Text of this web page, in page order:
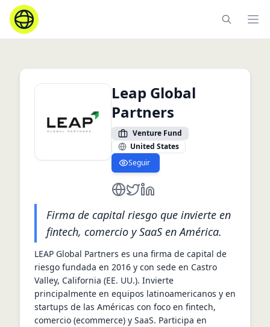
Leap Global
Partners
Venture Fund
United States
Seguir
http://https://twitter.com/
https://www.linkedin.com/
Firma de capital riesgo que invierte en
fintech, comercio y SaaS en América.
LEAP Global Partners es una firma de capital de
riesgo fundada en 2016 y con sede en Castro
Valley, California (EE. UU.). Invierte
principalmente en equipos latinoamericanos y en
startups de las Américas con foco en fintech,
comercio (ecommerce) y SaaS. Participa en